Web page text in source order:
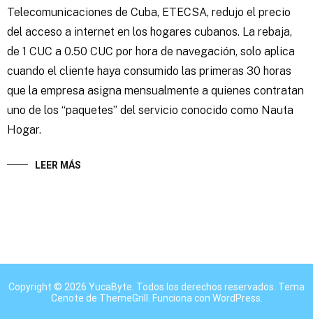
Telecomunicaciones de Cuba, ETECSA, redujo el precio
del acceso a internet en los hogares cubanos. La rebaja,
de 1 CUC a 0.50 CUC por hora de navegación, solo aplica
cuando el cliente haya consumido las primeras 30 horas
que la empresa asigna mensualmente a quienes contratan
uno de los “paquetes” del servicio conocido como Nauta
Hogar.
LEER MÁS
Copyright © 2026 YucaByte . Todos los derechos reservados. Tema
Cenote de ThemeGrill. Funciona con WordPress